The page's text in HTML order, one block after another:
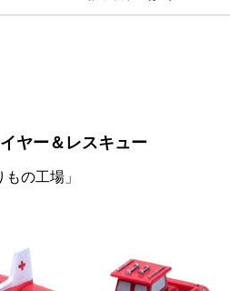
ヤー＆レスキュー
の工場」